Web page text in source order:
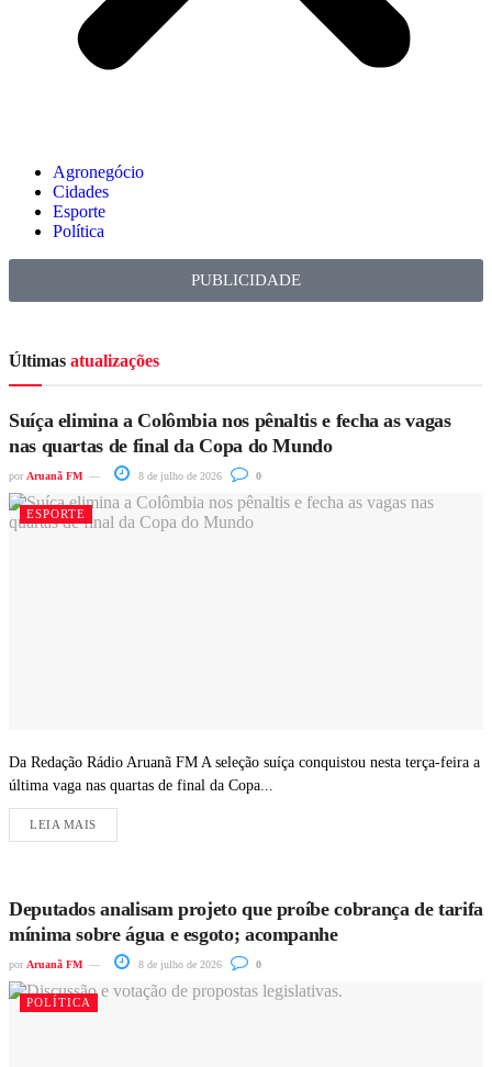
Agronegócio
Cidades
Esporte
Política
PUBLICIDADE
Últimas atualizações
Suíça elimina a Colômbia nos pênaltis e fecha as vagas
nas quartas de final da Copa do Mundo
por Aruanã FM 8 de julho de 2026 0
ESPORTE
Da Redação Rádio Aruanã FM A seleção suíça conquistou nesta terça-feira a
última vaga nas quartas de final da Copa...
LEIA MAIS
Deputados analisam projeto que proíbe cobrança de tarifa
mínima sobre água e esgoto; acompanhe
por Aruanã FM 8 de julho de 2026 0
POLÍTICA